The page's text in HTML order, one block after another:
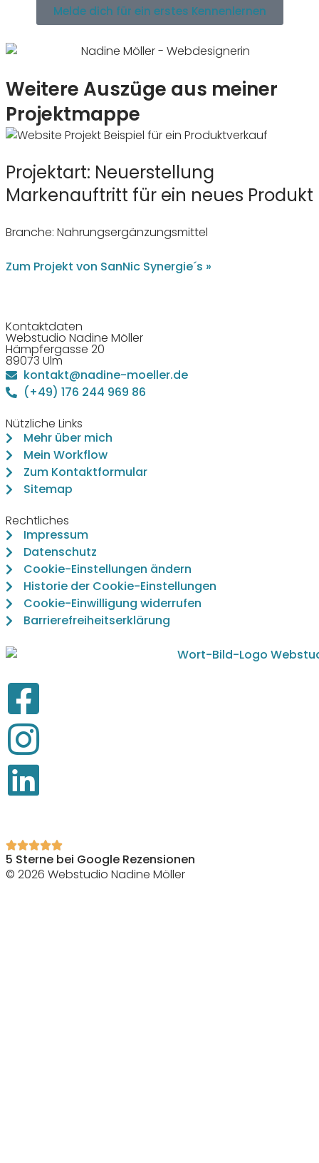
Melde dich für ein erstes Kennenlernen
Weitere Auszüge aus meiner
Projektmappe
Projektart: Neuerstellung
Markenauftritt für ein neues Produkt
Branche: Nahrungs­er­gän­zungs­mittel
Zum Projekt von SanNic Synergie´s »
Kontaktdaten
Webstudio Nadine Möller
Hämpfergasse 20
89073 Ulm
kontakt@nadine-moeller.de
(+49) 176 244 969 86
Nützliche Links
Mehr über mich
Mein Workflow
Zum Kontaktformular
Sitemap
Rechtliches
Impressum
Datenschutz
Cookie-Einstellungen ändern
Historie der Cookie-Einstellungen
Cookie-Einwilligung widerrufen
Barrierefreiheitserklärung
5 Sterne bei Google Rezensionen
© 2026 Webstudio Nadine Möller